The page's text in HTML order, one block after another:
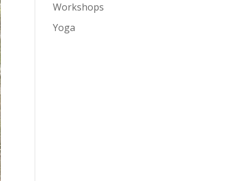
Workshops
Yoga